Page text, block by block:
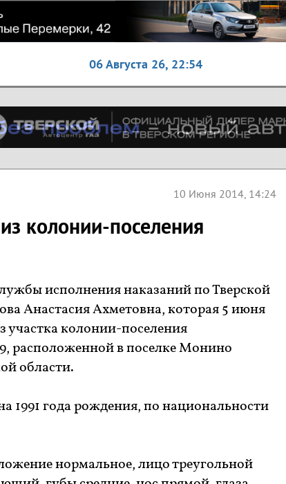
06 Августа 26, 22:54
10 Июня 2014, 14:24
колонии-поселения
исполнения наказаний по Тверской
Анастасия Ахметовна, которая 5 июня
участка колонии-поселения
расположенной в поселке Монино
области.
1991 года рождения, по национальности
нормальное, лицо треугольной